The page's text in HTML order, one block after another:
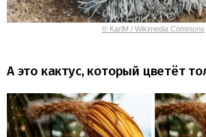
© KarlM / Wikimedia Commons
А это кактус, который цветёт